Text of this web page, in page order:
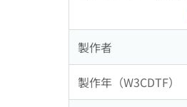
製作者
製作年（W3CDTF）